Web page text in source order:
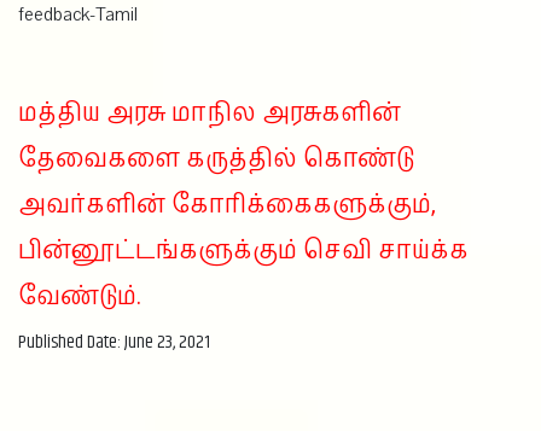
feedback-Tamil
மத்திய அரசு மாநில அரசுகளின்
தேவைகளை கருத்தில் கொண்டு
அவர்களின் கோரிக்கைகளுக்கும்,
பின்னூட்டங்களுக்கும் செவி சாய்க்க
வேண்டும்.
Published Date: June 23, 2021